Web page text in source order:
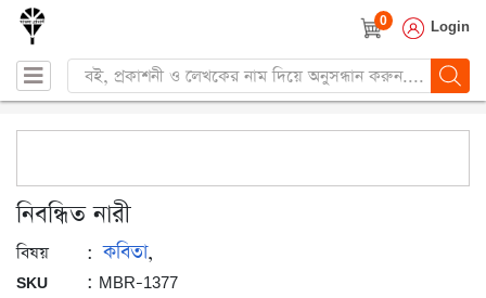
0 Login
Products
search
নিবন্ধিত নারী
বিষয় : কবিতা,
SKU : MBR-1377